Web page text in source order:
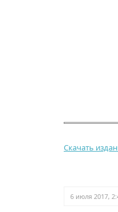
Скачать
6 июля 2017,